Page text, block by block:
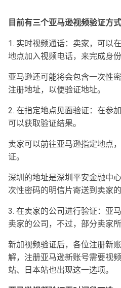
目前有三个亚马逊视频验证方式
1. 实时视频通话：卖家，可以
地点加入视频电话，来完成身份
亚马逊还可能将会包含一次性
注册地址，以便验证地址。
2. 在指定地点见面验证：在参
可以获取验证结果。
卖家可以前往亚马逊指定地点
证。
深圳的地址是深圳平安金融中
次性密码的明信片寄送到卖家
3. 在卖家的公司进行验证：亚
卖家的公司，不过，部分卖家
新加视频验证后，各位注册新
解，注册亚马逊新账号需要视
站、日本站也出现这一选项。